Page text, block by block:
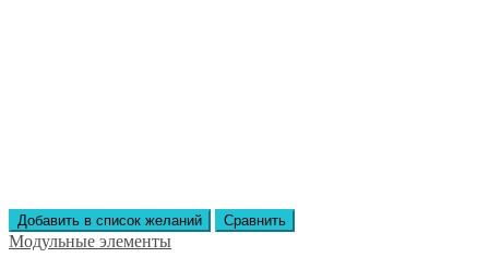
Добавить в список желаний Сравнить
Модульные элементы